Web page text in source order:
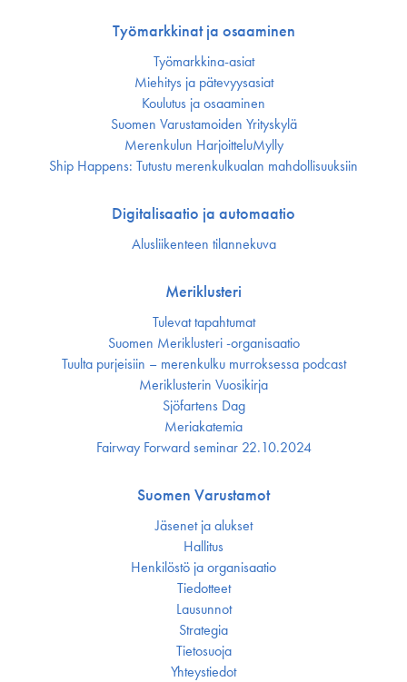
Työmarkkinat ja osaaminen
Työmarkkina-asiat
Miehitys ja pätevyys­asiat
Koulutus ja osaaminen
Suomen Varustamoiden Yrityskylä
Merenkulun HarjoitteluMylly
Ship Happens: Tutustu merenkulkualan mahdollisuuksiin
Digitalisaatio ja automaatio
Alusliikenteen tilannekuva
Meriklusteri
Tulevat tapahtumat
Suomen Meriklusteri -organisaatio
Tuulta purjeisiin – merenkulku murroksessa podcast
Meriklusterin Vuosikirja
Sjöfartens Dag
Meriakatemia
Fairway Forward seminar 22.10.2024
Suomen Varustamot
Jäsenet ja alukset
Hallitus
Henkilöstö ja organisaatio
Tiedotteet
Lausunnot
Strategia
Tietosuoja
Yhteystiedot